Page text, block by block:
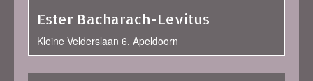
Ester Bacharach-Levitus
Kleine Velderslaan 6, Apeldoorn